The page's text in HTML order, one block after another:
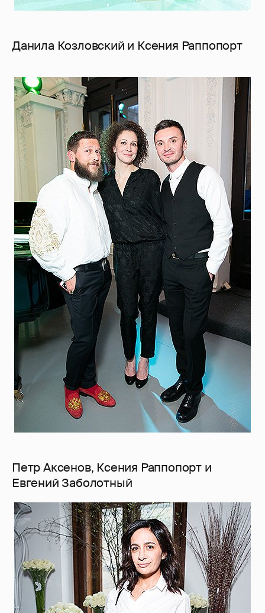
Данила Козловский и Ксения Раппопорт
Петр Аксенов, Ксения Раппопорт и
Евгений Заболотный